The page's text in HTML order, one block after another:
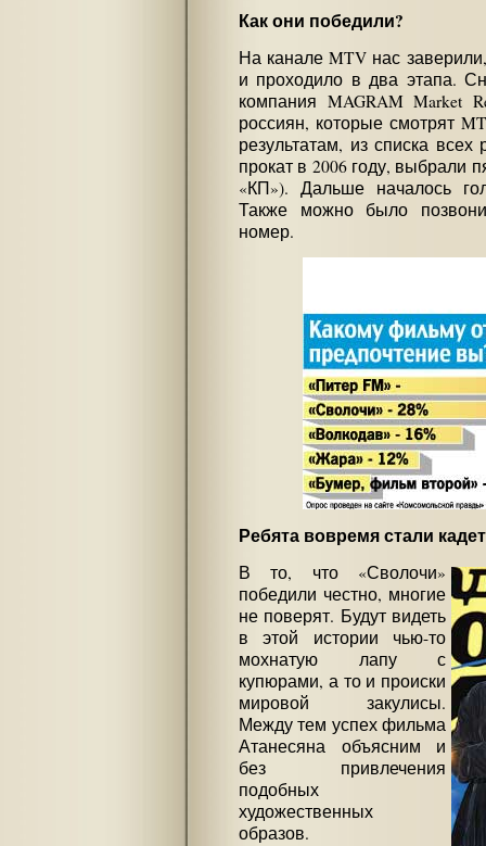
Как они победили?
На канале MTV нас
и проходило в два этапа.
компания MAGRAM Market
россиян, которые смотрят
результатам, из списка
прокат в 2006 году, выбрали
«КП»). Дальше началось
Также можно было
номер.
Ребята вовремя стали
В то, что «Сволочи»
победили честно, многие
не поверят. Будут видеть
в этой истории чью-то
мохнатую лапу с
купюрами, а то и происки
мировой закулисы.
Между тем успех фильма
Атанесяна объясним и
без привлечения
подобных
художественных
образов.